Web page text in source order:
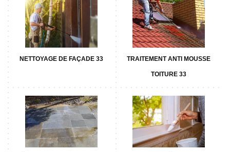
NETTOYAGE DE FAÇADE 33 TRAITEMENT ANTI MOUSSE
TOITURE 33